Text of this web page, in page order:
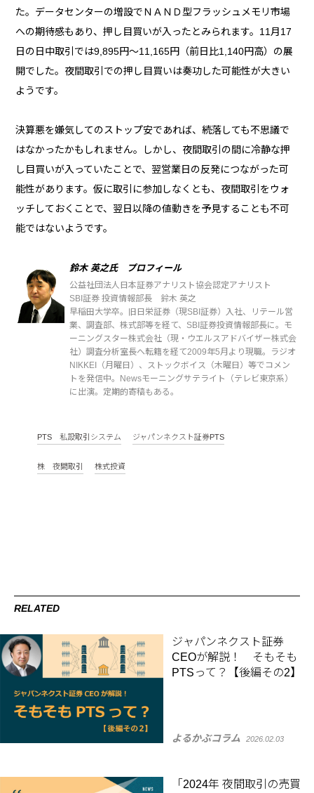
た。データセンターの増設でＮＡＮＤ型フラッシュメモリ市場
への期待感もあり、押し目買いが入ったとみられます。11月17
日の日中取引では9,895円～11,165円（前日比1,140円高）の展
開でした。夜間取引での押し目買いは奏功した可能性が大きい
ようです。
決算悪を嫌気してのストップ安であれば、続落しても不思議で
はなかったかもしれません。しかし、夜間取引の間に冷静な押
し目買いが入っていたことで、翌営業日の反発につながった可
能性があります。仮に取引に参加しなくとも、夜間取引をウォ
ッチしておくことで、翌日以降の値動きを予見することも不可
能ではないようです。
鈴木 英之氏 プロフィール
公益社団法人日本証券アナリスト協会認定アナリスト
SBI証券 投資情報部長 鈴木 英之
早稲田大学卒。旧日栄証券（現SBI証券）入社、リテール営
業、調査部、株式部等を経て、SBI証券投資情報部長に。モ
ーニングスター株式会社（現・ウエルスアドバイザー株式会
社）調査分析室長へ転籍を経て2009年5月より現職。ラジオ
NIKKEI（月曜日）、ストックボイス（木曜日）等でコメン
トを発信中。Newsモーニングサテライト（テレビ東京系）
に出演。定期的寄稿もある。
PTS 私設取引システム ジャパンネクスト証券PTS
株 夜間取引 株式投資
RELATED
ジャパンネクスト証券
CEOが解説！ そもそも
PTSって？【後編その2】
よるかぶコラム 2026.02.03
「2024年 夜間取引の売買